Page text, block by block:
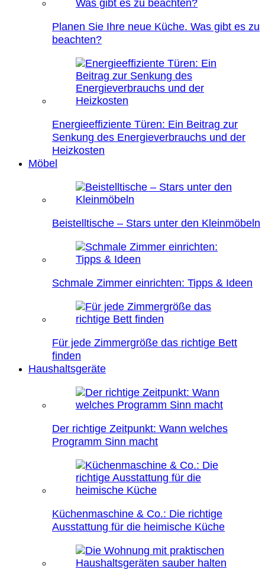
Planen Sie Ihre neue Küche. Was gibt es zu
beachten?
Energieeffiziente Türen: Ein Beitrag zur
Senkung des Energieverbrauchs und der
Heizkosten
Möbel
Beistelltische – Stars unter den Kleinmöbeln
Schmale Zimmer einrichten: Tipps & Ideen
Für jede Zimmergröße das richtige Bett
finden
Haushaltsgeräte
Der richtige Zeitpunkt: Wann welches
Programm Sinn macht
Küchenmaschine & Co.: Die richtige
Ausstattung für die heimische Küche